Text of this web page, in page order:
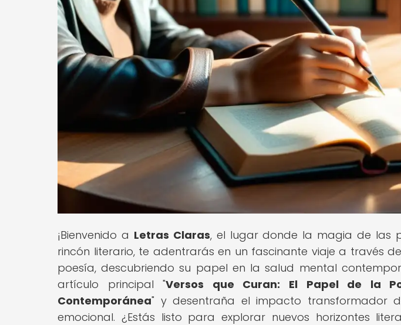
¡Bienvenido a Letras Claras, el lugar donde la magia de las
rincón literario, te adentrarás en un fascinante viaje a través
poesía, descubriendo su papel en la salud mental
artículo principal "Versos que Curan: El Papel de la
Contemporánea" y desentraña el impacto transformador
emocional. ¿Estás listo para explorar nuevos horizontes